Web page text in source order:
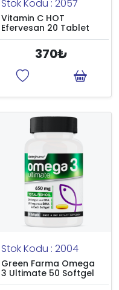
Stok Kodu : 2057
Vitamin C HOT
Efervesan 20 Tablet
370₺
Stok Kodu : 2004
Green Farma Omega
3 Ultimate 50 Softgel